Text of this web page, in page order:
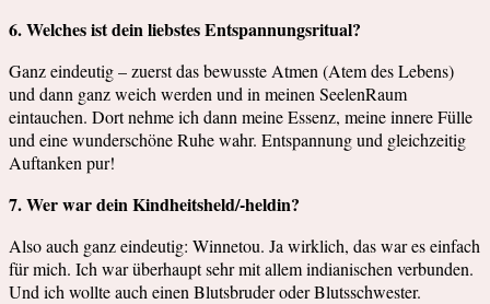
6. Welches ist dein liebstes Entspannungsritual?
Ganz eindeutig – zuerst das bewusste Atmen (Atem des Lebens)
und dann ganz weich werden und in meinen SeelenRaum
eintauchen. Dort nehme ich dann meine Essenz, meine innere Fülle
und eine wunderschöne Ruhe wahr. Entspannung und gleichzeitig
Auftanken pur!
7. Wer war dein Kindheitsheld/-heldin?
Also auch ganz eindeutig: Winnetou. Ja wirklich, das war es einfach
für mich. Ich war überhaupt sehr mit allem indianischen verbunden.
Und ich wollte auch einen Blutsbruder oder Blutsschwester.